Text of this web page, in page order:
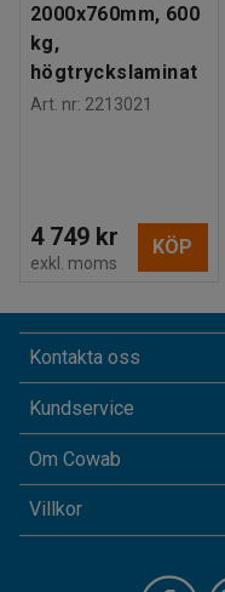
2000x760mm, 600
kg,
högtryckslaminat
Art. nr: 2213021
4 749 kr
exkl. moms
KÖP
Kontakta oss
Kundservice
Om Cowab
Villkor